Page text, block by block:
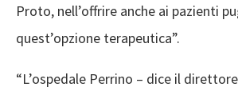
Proto, nell’offrire anche ai pazienti
quest’opzione terapeutica”.
“L’ospedale Perrino – dice il